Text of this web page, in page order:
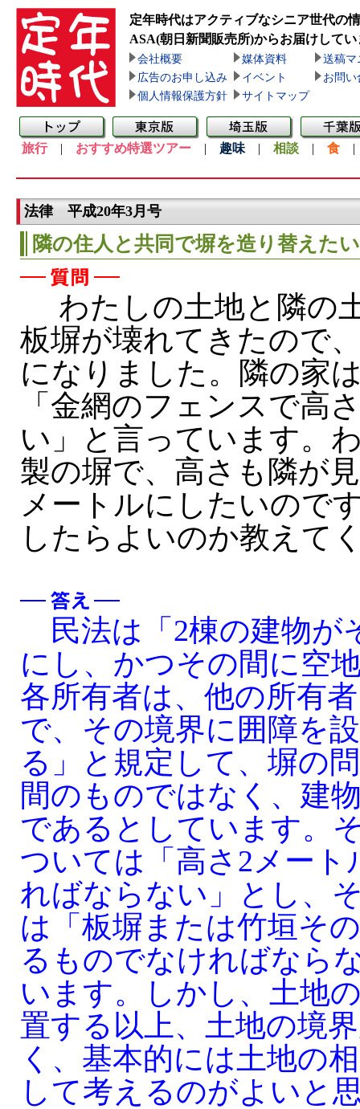
定年時代はアクティブなシニア世代の
ASA(朝日新聞販売所)からお届けしてい
会社概要 媒体資料
送稿マ
広告のお申し込み
イベント
お問い
個人情報保護方針
サイトマップ
旅行| おすすめ特選ツアー | 趣味 | 相談 | 食
法律 平成20年3月号
隣の住人と共同で塀を造り替えたい
わたしの土地と隣の
板塀が壊れてきたので
になりました。隣の家
「金網のフェンスで高
い」と言っています。
製の塀で、高さも隣が
メートルにしたいので
したらよいのか教えて
民法は「2棟の建物が
にし、かつその間に空
各所有者は、他の所有
で、その境界に囲障を
る」と規定して、塀の
間のものではなく、建
であるとしています。
ついては「高さ2メート
ればならない」とし、
は「板塀または竹垣そ
るものでなければなら
います。しかし、土地
置する以上、土地の境
く、基本的には土地の
して考えるのがよいと